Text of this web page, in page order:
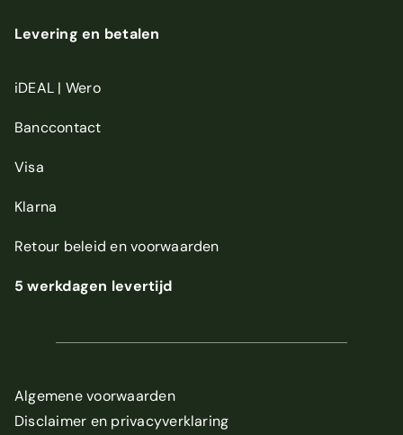
Levering en betalen
iDEAL | Wero
Banccontact
Visa
Klarna
Retour beleid envoorwaarden
5 werkdagen levertijd
Algemene voorwaarden
Disclaimer en privacyverklaring